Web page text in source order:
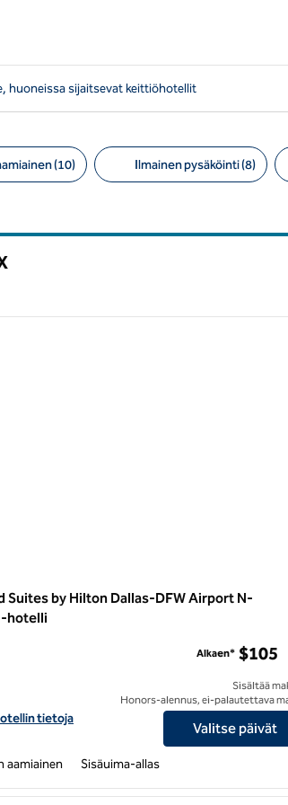
huoneissa sijaitsevat keittiöhotellit
(10) Ilmainen pysäköinti (8)
Suites by Hilton Dallas-DFW Airport N-
hotelli
Suites by Hilton Dallas-DFW Airport N-
tietoja
Alkaen* $105
Sisältää
Honors-alennus, ei-palautettava
Valitse päivät
aamiainen Sisäuima-allas